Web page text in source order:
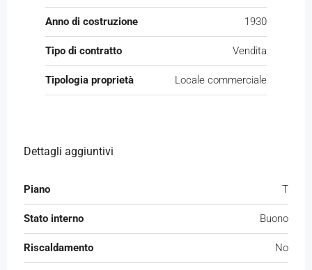
Anno di costruzione 1930
Tipo di contratto Vendita
Tipologia proprietà Locale commerciale
Dettagli aggiuntivi
Piano T
Stato interno Buono
Riscaldamento No